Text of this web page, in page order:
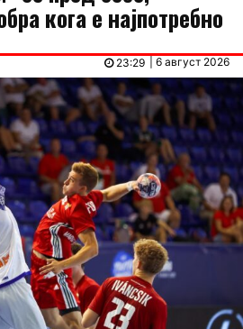
кога е најпотребно
| 6 август 2026
23:29